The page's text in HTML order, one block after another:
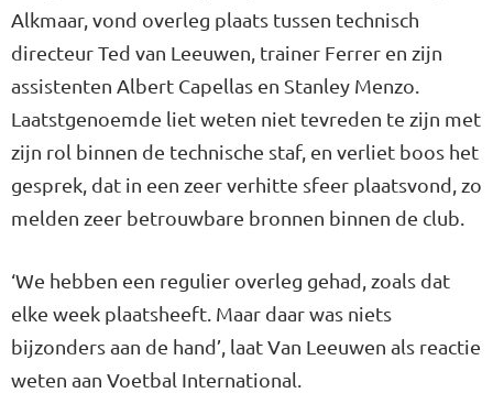
Alkmaar, vond overleg plaats tussen technisch
directeur Ted van Leeuwen, trainer Ferrer en zijn
assistenten Albert Capellas en Stanley Menzo.
Laatstgenoemde liet weten niet tevreden te zijn met
zijn rol binnen de technische staf, en verliet boos het
gesprek, dat in een zeer verhitte sfeer plaatsvond, zo
melden zeer betrouwbare bronnen binnen de club.
‘We hebben een regulier overleg gehad, zoals dat
elke week plaatsheeft. Maar daar was niets
bijzonders aan de hand’, laat Van Leeuwen als reactie
weten aan Voetbal International.